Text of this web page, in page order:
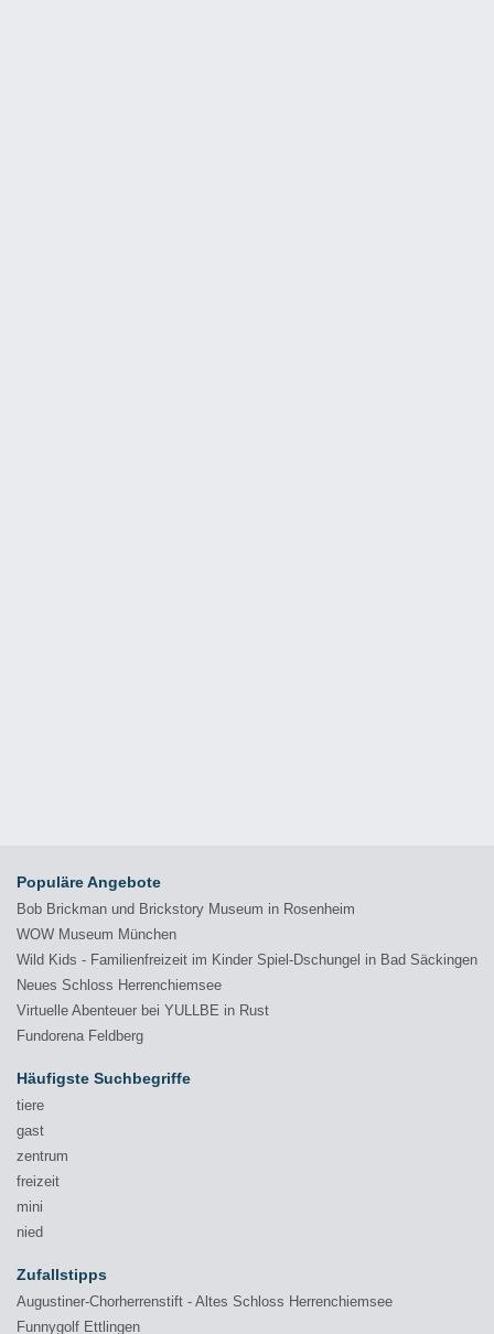
Populäre Angebote
Bob Brickman und Brickstory Museum in Rosenheim
WOW Museum München
Wild Kids - Familienfreizeit im Kinder Spiel-Dschungel in Bad Säckingen
Neues Schloss Herrenchiemsee
Virtuelle Abenteuer bei YULLBE in Rust
Fundorena Feldberg
Häufigste Suchbegriffe
tiere
gast
zentrum
freizeit
mini
nied
Zufallstipps
Augustiner-Chorherrenstift - Altes Schloss Herrenchiemsee
Funnygolf Ettlingen